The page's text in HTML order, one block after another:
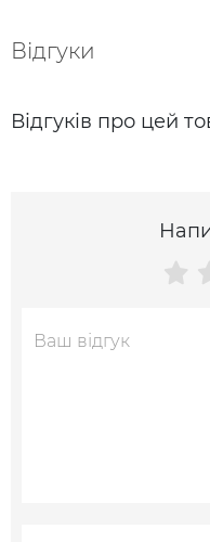
Відгуки
Відгуків про цей